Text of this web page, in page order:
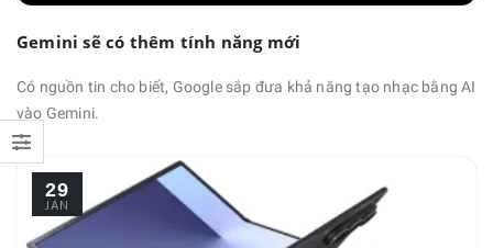
Gemini sẽ có thêm tính năng mới
Có nguồn tin cho biết, Google sắp đưa khả năng tạo nhạc bằng AI
vào Gemini.
29
JAN